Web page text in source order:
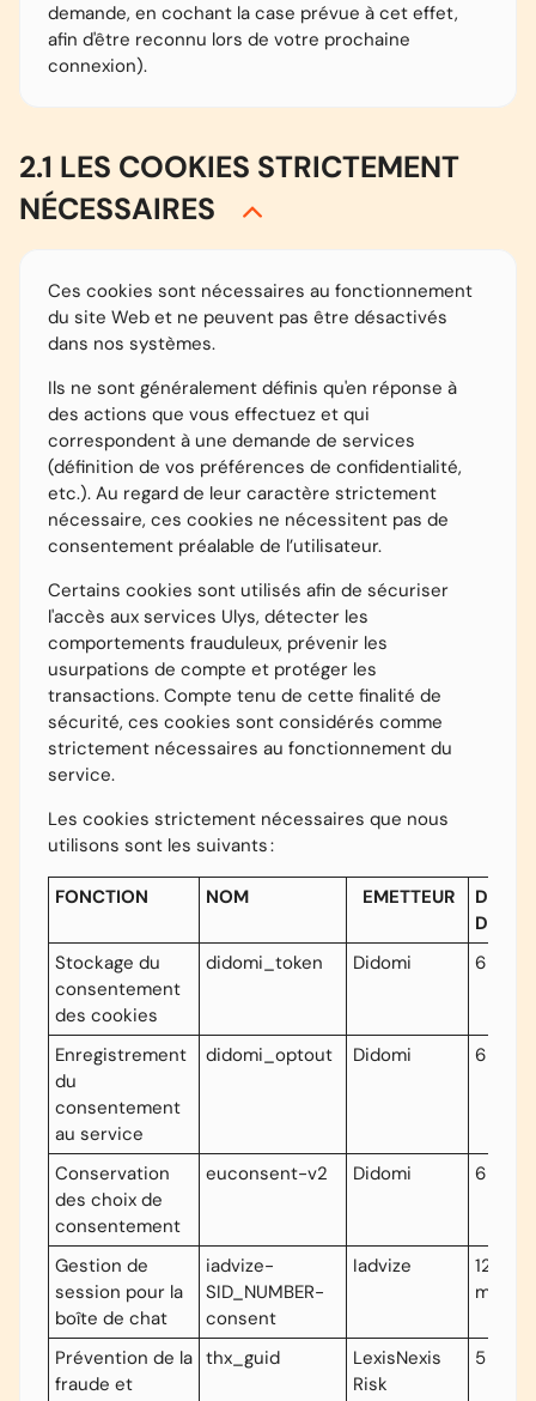
demande, en cochant la case prévue à cet effet,
afin d'être reconnu lors de votre prochaine
connexion).
2.1 LES COOKIES STRICTEMENT
NÉCESSAIRES
Ces cookies sont nécessaires au fonctionnement
du site Web et ne peuvent pas être désactivés
dans nos systèmes.
Ils ne sont généralement définis qu'en réponse à
des actions que vous effectuez et qui
correspondent à une demande de services
(définition de vos préférences de confidentialité,
etc.). Au regard de leur caractère strictement
nécessaire, ces cookies ne nécessitent pas de
consentement préalable de l’utilisateur.
Certains cookies sont utilisés afin de sécuriser
l'accès aux services Ulys, détecter les
comportements frauduleux, prévenir les
usurpations de compte et protéger les
transactions. Compte tenu de cette finalité de
sécurité, ces cookies sont considérés comme
strictement nécessaires au fonctionnement du
service.
Les cookies strictement nécessaires que nous
utilisons sont les suivants :
FONCTION NOM EMETTEUR
DURÉE
DE VIE
Stockage du
consentement
des cookies
didomi_token Didomi 6 mois
Enregistrement
du
consentement
au service
didomi_optout Didomi 6 mois
Conservation
des choix de
consentement
euconsent-v2 Didomi 6 mois
Gestion de
session pour la
boîte de chat
iadvize-
SID_NUMBER-
consent
Iadvize
12
mois
Prévention de la
fraude et
thx_guid
LexisNexis
Risk
5 ans